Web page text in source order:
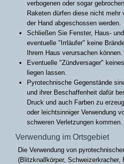
verbogenen oder sogar
Raketen dürfen diese nicht mehr
der Hand abgeschossen werden.
Schließen Sie Fenster, Haus-
eventuelle "Irrläufer" keine
Ihrem Haus verursachen können.
Eventuelle "Zündversager"
liegen lassen.
Pyrotechnische Gegenstände
und ihrer Beschaffenheit dafür
Druck und auch Farben zu
oder leichtsinniger Verwendung
schweren Verletzungen kommen.
Verwendung im Ortsgebiet
Die Verwendung von
(Blitzknallkörper, Schweizerkracher,